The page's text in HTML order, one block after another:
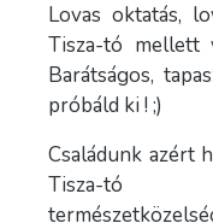
Lovas oktatás,
Tisza-tó mellett
Barátságos,
próbáld ki ! ;)
Családunk azért
Tisza-tó